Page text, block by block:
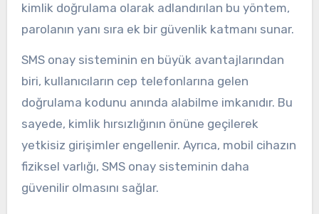
kimlik doğrulama olarak adlandırılan bu yöntem,
parolanın yanı sıra ek bir güvenlik katmanı sunar.
SMS onay sisteminin en büyük avantajlarından
biri, kullanıcıların cep telefonlarına gelen
doğrulama kodunu anında alabilme imkanıdır. Bu
sayede, kimlik hırsızlığının önüne geçilerek
yetkisiz girişimler engellenir. Ayrıca, mobil cihazın
fiziksel varlığı, SMS onay sisteminin daha
güvenilir olmasını sağlar.